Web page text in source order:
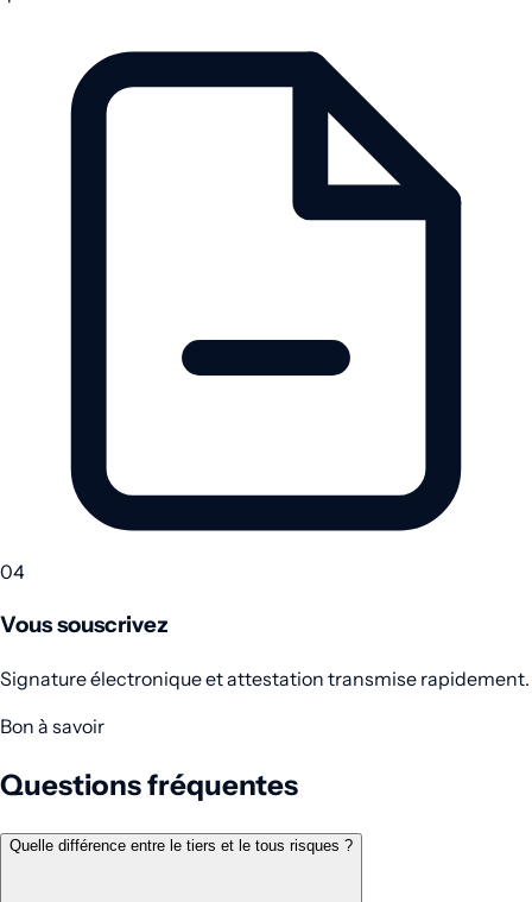
04
Vous souscrivez
Signature électronique et attestation transmise rapidement.
Bon à savoir
Questions fréquentes
Quelle différence entre le tiers et le tous risques ?